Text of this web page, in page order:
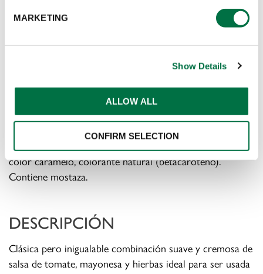
MARKETING
Show Details
ALLOW ALL
CONFIRM SELECTION
INGREDIENTES
acético, ácido cítrico),vino, estabilizante (goma xanthan),
conservantes (sorbato de potasio, benzoato de sodio),
especias naturales, acentuador de sabor (glutamato
monosódico), extracto de especias naturales,
secuestrante (EDTA), proteína vegetal (*soja), sabor
artificial (mayonesa), colorante artificial (ponceau 4R),
color caramelo, colorante natural (betacaroteno).
Contiene mostaza.
DESCRIPCIÓN
Clásica pero inigualable combinación suave y cremosa de
salsa de tomate, mayonesa y hierbas ideal para ser usada